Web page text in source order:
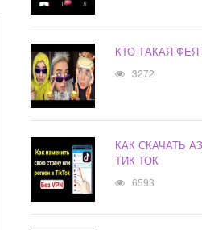
КТО ТАКАЯ ФЕЯ
3272
КАК СКАЧАТЬ
ТИК ТОК
6593